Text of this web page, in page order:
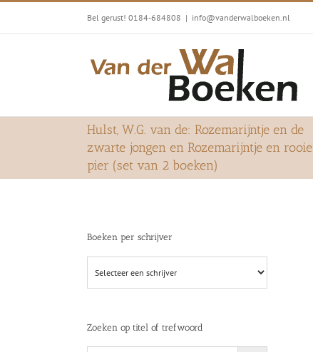
Ga
inhoud
Bel gerust! 0184-684808 | info@vanderwalboeken.nl
Hulst, W.G. van de: Rozemarijntje en de
zwarte jongen en Rozemarijntje en rooie
pier (set van 2 boeken)
Boeken per schrijver
Zoeken op titel of trefwoord